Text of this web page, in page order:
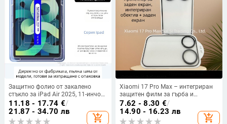
Защитно фолио от закалено
стъкло за iPad Air 2025, 11-инчов,
предно, антибактериално, против
отпечатъци, пълен екран, стикер
за премахване на прах
11.18 - 17.74 €/
21.87 - 34.70 лв
add_shopping_cart
Xiaomi 17 Pro Max – интегриран
защитен филм за гърба и
обектива със закалено стъкло
7.62 - 8.30 €/
14.90 - 16.23 лв
add_shopping_cart